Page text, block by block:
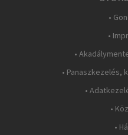
•
•
•
• Panaszkezelés,
•
•
•